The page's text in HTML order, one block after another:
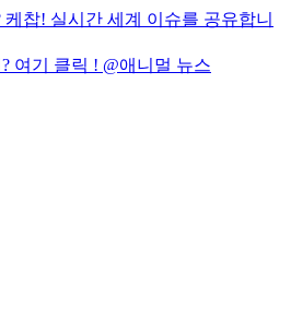
찹! 실시간 세계 이슈를 공유합니
여기 클릭 ! @애니멀 뉴스